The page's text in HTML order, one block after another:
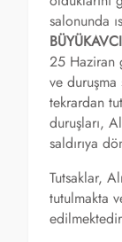
salonunda
25 Haziran
ve duruşma
tekrardan
duruşları,
saldırıya
Tutsaklar,
tutulmakta